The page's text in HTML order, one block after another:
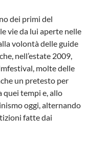
dei primi del
vie da lui aperte nelle
volontà delle guide
nell’estate 2009,
molte delle
un pretesto per
quei tempi e, allo
oggi, alternando
fatte dai